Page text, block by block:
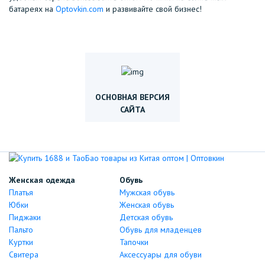
батареях на Optovkin.com и развивайте свой бизнес!
ОСНОВНАЯ ВЕРСИЯ
САЙТА
Женская одежда
Платья
Юбки
Пиджаки
Пальто
Куртки
Свитера
Обувь
Мужская обувь
Женская обувь
Детская обувь
Обувь для младенцев
Тапочки
Аксессуары для обуви